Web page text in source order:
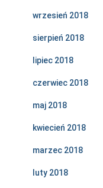
wrzesień 2018
sierpień 2018
lipiec 2018
czerwiec 2018
maj 2018
kwiecień 2018
marzec 2018
luty 2018